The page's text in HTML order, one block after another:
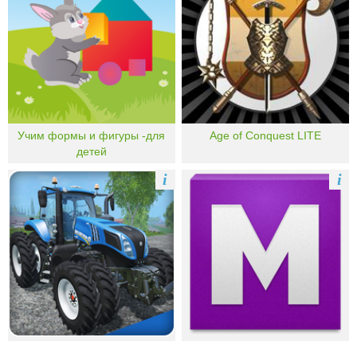
Учим формы и фигуры -для
детей
Age of Conquest LITE
i i